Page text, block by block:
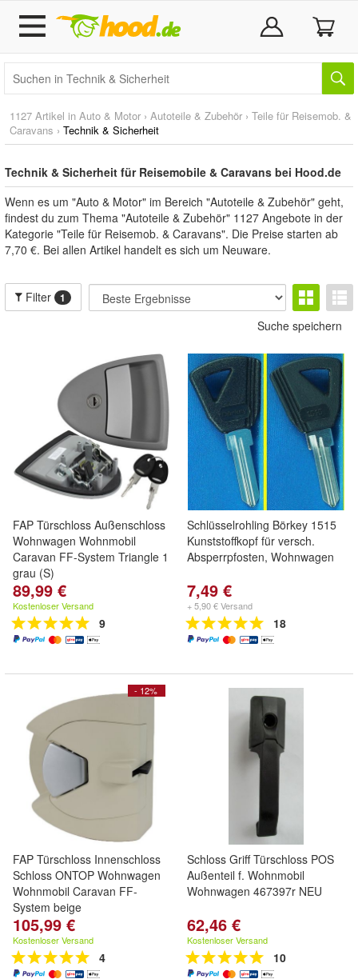
1127 Artikel in Auto & Motor › Autoteile & Zubehör › Teile für Reisemob. &
Caravans › Technik & Sicherheit
Technik & Sicherheit für Reisemobile & Caravans bei Hood.de
Wenn es um "Auto & Motor" im Bereich "Autoteile & Zubehör" geht,
findest du zum Thema "Autoteile & Zubehör" 1127 Angebote in der
Kategorie "Teile für Reisemob. & Caravans". Die Preise starten ab
7,70 €. Bei allen Artikel handelt es sich um Neuware.
Filter 1
Suche speichern
FAP Türschloss Außenschloss
Wohnwagen Wohnmobil
Caravan FF-System Triangle 1
grau (S)
89,99 €
Kostenloser Versand
9
Schlüsselrohling Börkey 1515
Kunststoffkopf für versch.
Absperrpfosten, Wohnwagen
7,49 €
+ 5,90 € Versand
18
- 12%
FAP Türschloss Innenschloss
Schloss ONTOP Wohnwagen
Wohnmobil Caravan FF-
System beige
105,99 €
Kostenloser Versand
4
Schloss Griff Türschloss POS
Außenteil f. Wohnmobil
Wohnwagen 467397r NEU
62,46 €
Kostenloser Versand
10